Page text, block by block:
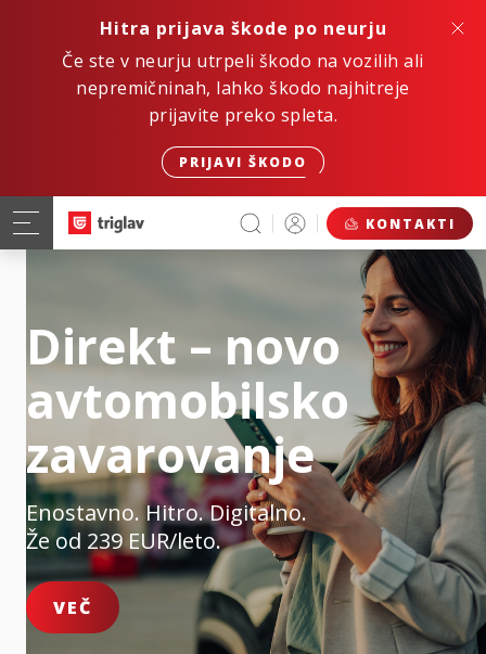
Hitra prijava škode po neurju
Če ste v neurju utrpeli škodo na vozilih ali
nepremičninah, lahko škodo najhitreje
prijavite preko spleta.
PRIJAVI ŠKODO
KONTAKTI
Direkt – novo
avtomobilsko
zavarovanje
Enostavno. Hitro. Digitalno.
Že od 239 EUR/leto.
VEČ